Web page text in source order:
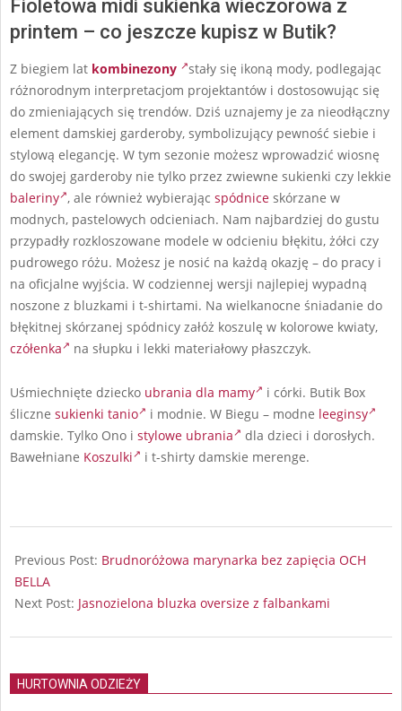
Fioletowa midi sukienka wieczorowa z
printem – co jeszcze kupisz w Butik?
Z biegiem lat kombinezony
stały się ikoną mody, podlegając
różnorodnym interpretacjom projektantów i dostosowując się
do zmieniających się trendów. Dziś uznajemy je za nieodłączny
element damskiej garderoby, symbolizujący pewność siebie i
stylową elegancję. W tym sezonie możesz wprowadzić wiosnę
do swojej garderoby nie tylko przez zwiewne sukienki czy lekkie
baleriny , ale również wybierając spódnice skórzane w
modnych, pastelowych odcieniach. Nam najbardziej do gustu
przypadły rozkloszowane modele w odcieniu błękitu, żółci czy
pudrowego różu. Możesz je nosić na każdą okazję – do pracy i
na oficjalne wyjścia. W codziennej wersji najlepiej wypadną
noszone z bluzkami i t-shirtami. Na wielkanocne śniadanie do
błękitnej skórzanej spódnicy załóż koszulę w kolorowe kwiaty,
czółenka
na słupku i lekki materiałowy płaszczyk.
Uśmiechnięte dziecko ubrania dla mamy
i córki. Butik Box
śliczne sukienki tanio i modnie. W Biegu – modne leeginsy
damskie. Tylko Ono i stylowe ubrania
dla dzieci i dorosłych.
Bawełniane Koszulki i t-shirty damskie merenge.
07-
16
Previous Post: Brudnoróżowa marynarka bez zapięcia OCH
BELLA
Next Post: Jasnozielona bluzka oversize z falbankami
HURTOWNIA ODZIEŻY